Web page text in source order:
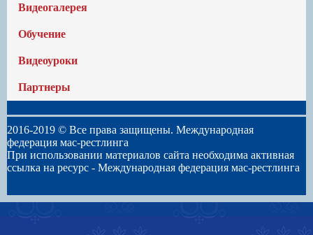
Видеогалерея
Обучение
Видеоуроки
Партнеры
2016-2019 © Все права защищены. Международная
федерация мас-рестлинга
При использовании материалов сайта необходима активная
ссылка на ресурс - Международная федерация мас-рестлинга